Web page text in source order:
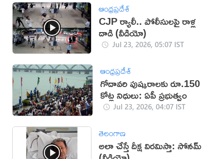
ఆంధ్రప్రదేశ్
CJP ర్యాలీ.. పోలీసులపై రాళ్ల
దాడి (వీడియో)
Jul 23, 2026, 05:07 IST
ఆంధ్రప్రదేశ్
గోదావరి పుష్కరాలకు రూ.150
కోట్ల నిధులు: ఏపీ ప్రభుత్వం
Jul 23, 2026, 04:07 IST
తెలంగాణ
అలా చేస్తే దీక్ష విరమిస్తా: సోనమ్